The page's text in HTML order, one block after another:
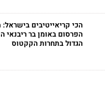
הכי קריאייטיבים
הפרסום באומן בר ריבנאי
הגדול בתחרות הקקטוס